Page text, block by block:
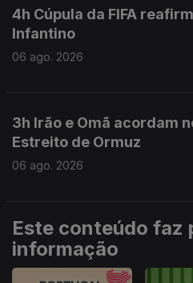
4h Cúpula da FIFA
Infantino
06 ago. 2026
3h Irão e Omã acordam
Estreito de Ormuz
06 ago. 2026
Este conteúdo faz
informação